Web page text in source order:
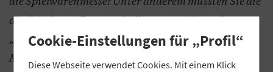
diesjährige Auflage sowie die ersatzweise geplante
„Summer Edition“ absagen, die „Kids Russia“ in
Moskau hat hingegen im April 2021 stattgefunden…
Cookie-Einstellungen für „Profil“
Diese Webseite verwendet Cookies. Mit einem Klick